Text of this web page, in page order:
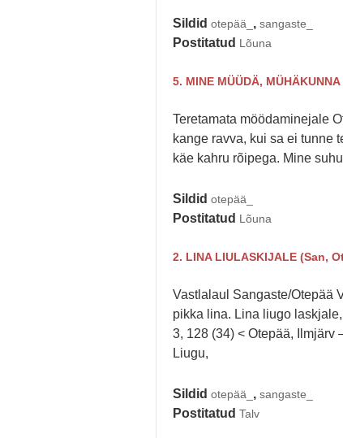
Sildid otepää_ , sangaste_
Postitatud Lõuna
5. MINE MÜÜDÄ, MÜHÄKUNNA
Teretamata möödaminejale
kange ravva, kui sa ei tunne
käe kahru rõipega. Mine
Sildid otepää_
Postitatud Lõuna
2. LINA LIULASKIJALE (San,
Vastlalaul Sangaste/Otepää
pikka lina. Lina liugo
3, 128 (34) < Otepää, Ilmjärv
Liugu,
Sildid otepää_ , sangaste_
Postitatud Talv